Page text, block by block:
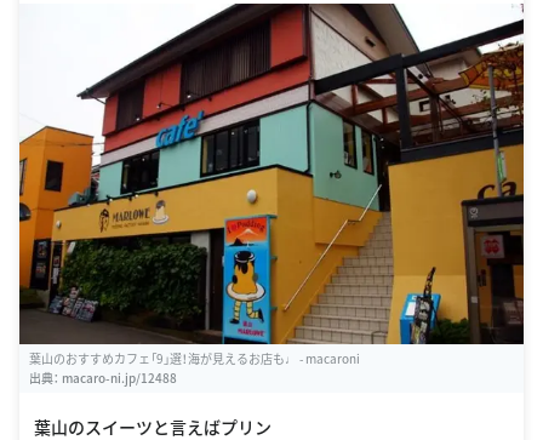
葉山のおすすめカフェ「9」選！海が見えるお店も♩ - macaroni
出典： macaro-ni.jp/12488
葉山のスイーツと言えばプリン